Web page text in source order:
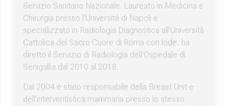
Servizio Sanitario Nazionale. Laureato in Medicina e
Chirurgia presso l’Università di Napoli e
specializzato in Radiologia Diagnostica all’Università
Cattolica del Sacro Cuore di Roma con lode, ha
diretto il Servizio di Radiologia dell’Ospedale di
Senigallia dal 2010 al 2018.
Dal 2004 è stato responsabile della Breast Unit e
dell’interventistica mammaria presso lo stesso